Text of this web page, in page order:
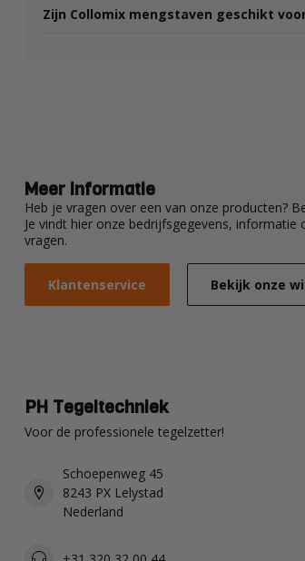
Zijn Collomix mengstaven geschikt
Meer informatie
Heb je vragen over een van onze producten?
Je vindt hier onze bedrijfsgegevens,
vragen.
Klantenservice Bekijk onze
PH Tegeltechniek
Voor de professionele tegelzetter!
Schoepenweg 45
8243 PX Lelystad
Nederland